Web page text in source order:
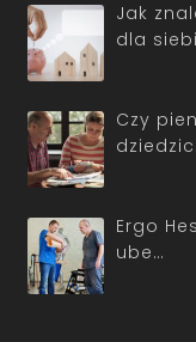
Jak
dla
Czy
Ergo
ube…